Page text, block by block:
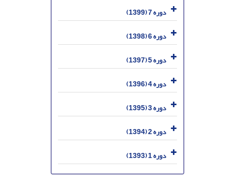
دوره 7 (1399)
دوره 6 (1398)
دوره 5 (1397)
دوره 4 (1396)
دوره 3 (1395)
دوره 2 (1394)
دوره 1 (1393)